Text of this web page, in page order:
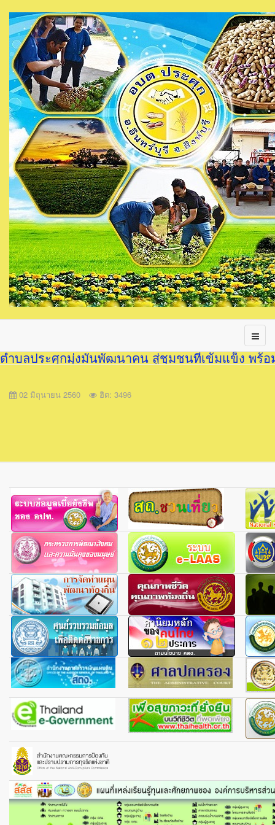
ตำบลประศุกมุ่งมั่นพัฒนาคน สู่ชุมชนที่เข้มแข็ง พร้อ
02 มิถุนายน 2560 ฮิต: 3496